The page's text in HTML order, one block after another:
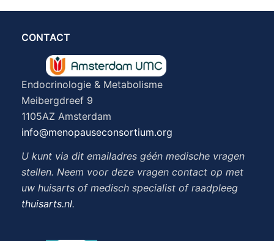
CONTACT
Endocrinologie & Metabolisme
Meibergdreef 9
1105AZ Amsterdam
info@menopauseconsortium.org
U kunt via dit emailadres géén medische vragen
stellen. Neem voor deze vragen contact op met
uw huisarts of medisch specialist of raadpleeg
thuisarts.nl.